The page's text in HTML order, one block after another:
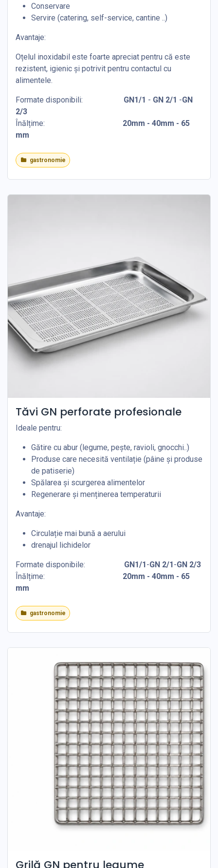
Conservare
Servire (catering, self-service, cantine ..)
Avantaje:
Oțelul inoxidabil este foarte apreciat pentru că este
rezistent, igienic și potrivit pentru contactul cu
alimentele.
Formate disponibili: GN1/1 - GN 2/1 -GN
2/3
Înălțime:
​20mm - 40mm - 65
mm
gastronomie
Tăvi GN perforate profesionale
Ideale pentru:
Gătire cu abur (legume, pește, ravioli, gnocchi..)
Produse care necesită ventilație (pâine și produse
de patiserie)
Spălarea și scurgerea alimentelor
Regenerare și menținerea temperaturii
Avantaje:
Circulație mai bună a aerului
drenajul lichidelor
Formate disponibile: GN1/1 -GN 2/1 -GN 2/3
Înălțime:
​20mm - 40mm - 65
mm
gastronomie
Grilă GN pentru legume